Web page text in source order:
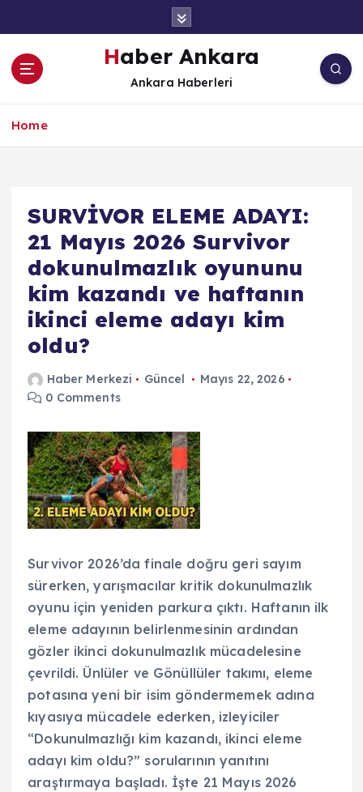
Haber Ankara
Ankara Haberleri
Home
SURVİVOR ELEME ADAYI:
21 Mayıs 2026 Survivor
dokunulmazlık oyununu
kim kazandı ve haftanın
ikinci eleme adayı kim
oldu?
Haber Merkezi Güncel
Mayıs 22, 2026
0 Comments
Survivor 2026’da finale doğru geri sayım
sürerken, yarışmacılar kritik dokunulmazlık
oyunu için yeniden parkura çıktı. Haftanın ilk
eleme adayının belirlenmesinin ardından
gözler ikinci dokunulmazlık mücadelesine
çevrildi. Ünlüler ve Gönüllüler takımı, eleme
potasına yeni bir isim göndermemek adına
kıyasıya mücadele ederken, izleyiciler
“Dokunulmazlığı kim kazandı, ikinci eleme
adayı kim oldu?” sorularının yanıtını
araştırmaya başladı. İşte 21 Mayıs 2026